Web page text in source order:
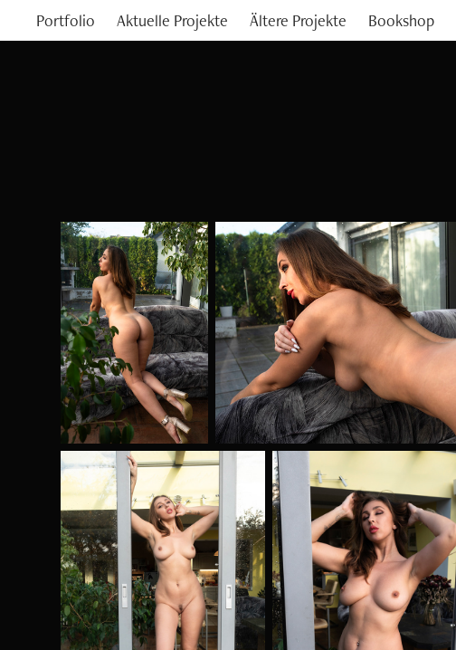
Portfolio Aktuelle Projekte Ältere Projekte Bookshop